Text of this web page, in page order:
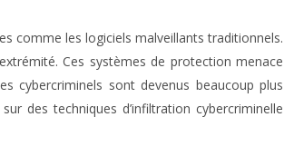
comme les logiciels malveillants traditionnels.
Ces systèmes de protection menace
cybercriminels sont devenus beaucoup plus
des techniques d’infiltration cybercriminelle